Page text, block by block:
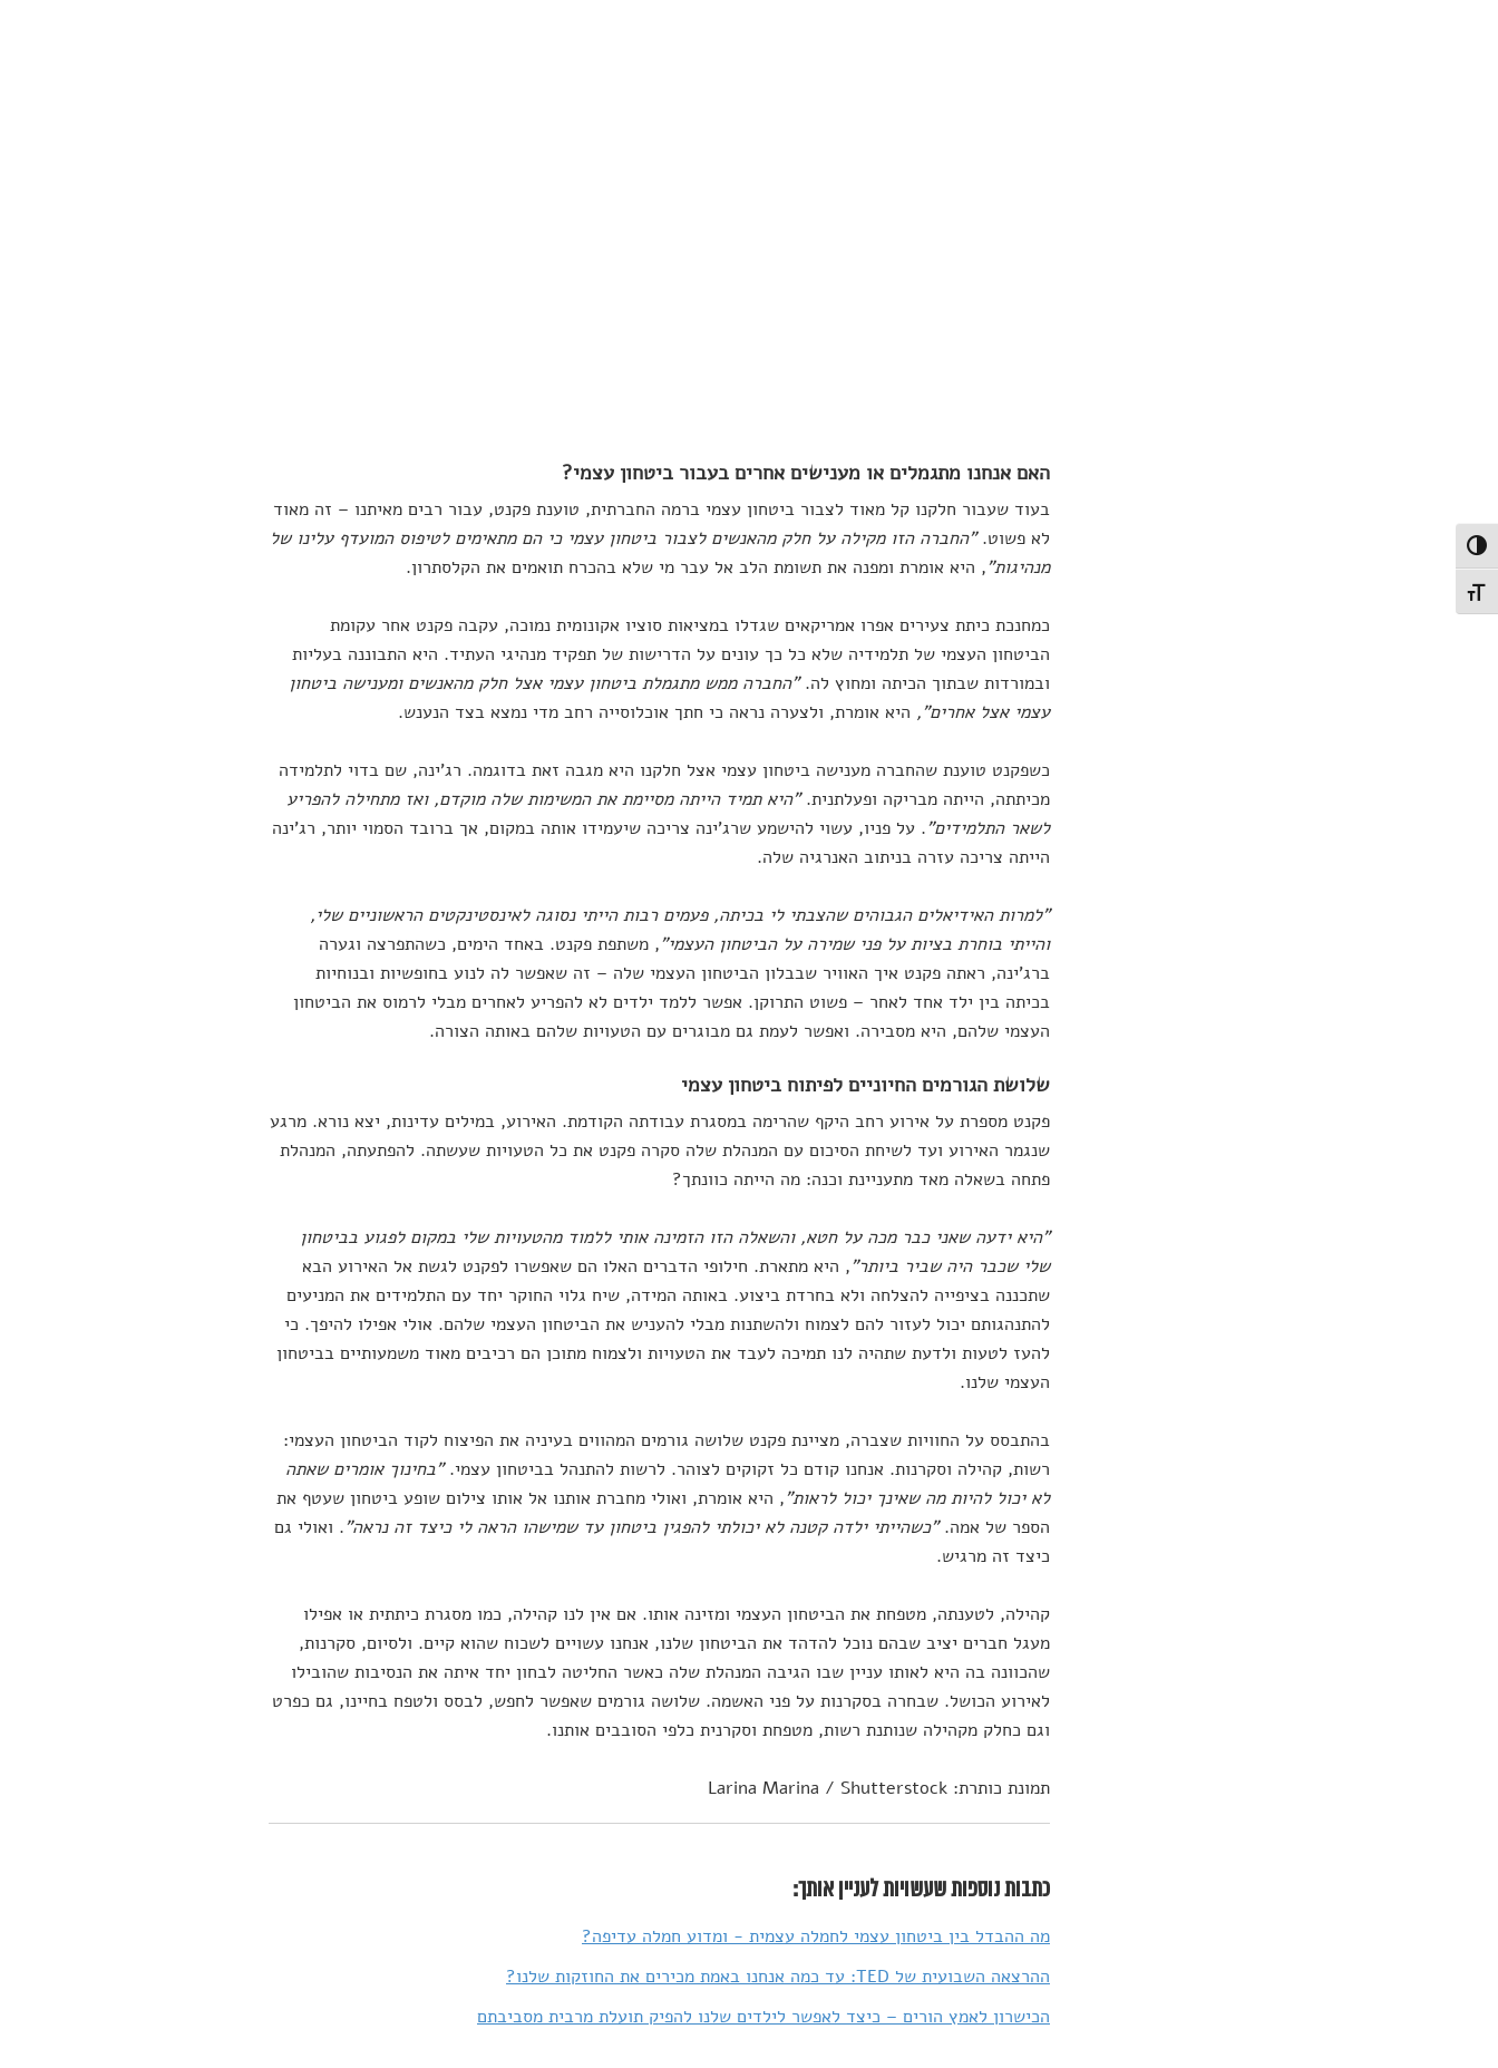
הפעל/כבה ניגודיות גבוהה
מתג גודל גופן
האם אנחנו מתגמלים או מענישים אחרים בעבור ביטחון עצמי?
בעוד שעבור חלקנו קל מאוד לצבור ביטחון עצמי ברמה החברתית, טוענת פקנט, עבור רבים מאיתנו – זה מאוד
לא פשוט."החברה הזו מקילה על חלק מהאנשים לצבור ביטחון עצמי כי הם מתאימים לטיפוס המועדף עלינו של
מנהיגות", היא אומרת ומפנה את תשומת הלב אל עבר מי שלא בהכרח תואמים את הקלסתרון.
כמחנכת כיתת צעירים אפרו אמריקאים שגדלו במציאות סוציו אקונומית נמוכה, עקבה פקנט אחר עקומת
הביטחון העצמי של תלמידיה שלא כל כך עונים על הדרישות של תפקיד מנהיגי העתיד. היא התבוננה בעליות
ובמורדות שבתוך הכיתה ומחוץ לה."החברה ממש מתגמלת ביטחון עצמי אצל חלק מהאנשים ומענישה ביטחון
עצמי אצל אחרים", היא אומרת, ולצערה נראה כי חתך אוכלוסייה רחב מדי נמצא בצד הנענש.
כשפקנט טוענת שהחברה מענישה ביטחון עצמי אצל חלקנו היא מגבה זאת בדוגמה. רג'ינה, שם בדוי לתלמידה
מכיתתה, הייתה מבריקה ופעלתנית."היא תמיד הייתה מסיימת את המשימות שלה מוקדם, ואז מתחילה להפריע
לשאר התלמידים". על פניו, עשוי להישמע שרג'ינה צריכה שיעמידו אותה במקום, אך ברובד הסמוי יותר, רג'ינה
הייתה צריכה עזרה בניתוב האנרגיה שלה.
"למרות האידיאלים הגבוהים שהצבתי לי בכיתה, פעמים רבות הייתי נסוגה לאינסטינקטים הראשוניים שלי,
והייתי בוחרת בציות על פני שמירה על הביטחון העצמי", משתפת פקנט. באחד הימים, כשהתפרצה וגערה
ברג'ינה, ראתה פקנט איך האוויר שבבלון הביטחון העצמי שלה – זה שאפשר לה לנוע בחופשיות ובנוחיות
בכיתה בין ילד אחד לאחר – פשוט התרוקן. אפשר ללמד ילדים לא להפריע לאחרים מבלי לרמוס את הביטחון
העצמי שלהם, היא מסבירה. ואפשר לעמת גם מבוגרים עם הטעויות שלהם באותה הצורה.
שלושת הגורמים החיוניים לפיתוח ביטחון עצמי
פקנט מספרת על אירוע רחב היקף שהרימה במסגרת עבודתה הקודמת. האירוע, במילים עדינות, יצא נורא. מרגע
שנגמר האירוע ועד לשיחת הסיכום עם המנהלת שלה סקרה פקנט את כל הטעויות שעשתה. להפתעתה, המנהלת
פתחה בשאלה מאד מתעניינת וכנה: מה הייתה כוונתך?
"היא ידעה שאני כבר מכה על חטא, והשאלה הזו הזמינה אותי ללמוד מהטעויות שלי במקום לפגוע בביטחון
שלי שכבר היה שביר ביותר", היא מתארת. חילופי הדברים האלו הם שאפשרו לפקנט לגשת אל האירוע הבא
שתכננה בציפייה להצלחה ולא בחרדת ביצוע. באותה המידה, שיח גלוי החוקר יחד עם התלמידים את המניעים
להתנהגותם יכול לעזור להם לצמוח ולהשתנות מבלי להעניש את הביטחון העצמי שלהם. אולי אפילו להיפך. כי
להעז לטעות ולדעת שתהיה לנו תמיכה לעבד את הטעויות ולצמוח מתוכן הם רכיבים מאוד משמעותיים בביטחון
העצמי שלנו.
בהתבסס על החוויות שצברה, מציינת פקנט שלושה גורמים המהווים בעיניה את הפיצוח לקוד הביטחון העצמי:
רשות, קהילה וסקרנות. אנחנו קודם כל זקוקים לצוהר. לרשות להתנהל בביטחון עצמי."בחינוך אומרים שאתה
לא יכול להיות מה שאינך יכול לראות", היא אומרת, ואולי מחברת אותנו אל אותו צילום שופע ביטחון שעטף את
הספר של אמה."כשהייתי ילדה קטנה לא יכולתי להפגין ביטחון עד שמישהו הראה לי כיצד זה נראה". ואולי גם
כיצד זה מרגיש.
קהילה, לטענתה, מטפחת את הביטחון העצמי ומזינה אותו. אם אין לנו קהילה, כמו מסגרת כיתתית או אפילו
מעגל חברים יציב שבהם נוכל להדהד את הביטחון שלנו, אנחנו עשויים לשכוח שהוא קיים. ולסיום, סקרנות,
שהכוונה בה היא לאותו עניין שבו הגיבה המנהלת שלה כאשר החליטה לבחון יחד איתה את הנסיבות שהובילו
לאירוע הכושל. שבחרה בסקרנות על פני האשמה. שלושה גורמים שאפשר לחפש, לבסס ולטפח בחיינו, גם כפרט
וגם כחלק מקהילה שנותנת רשות, מטפחת וסקרנית כלפי הסובבים אותנו.
תמונת כותרת: Larina Marina / Shutterstock
כתבות נוספות שעשויות לעניין אותך:
מה ההבדל בין ביטחון עצמי לחמלה עצמית - ומדוע חמלה עדיפה?
ההרצאה השבועית של TED: עד כמה אנחנו באמת מכירים את החוזקות שלנו?
הכישרון לאמץ הורים – כיצד לאפשר לילדים שלנו להפיק תועלת מרבית מסביבתם